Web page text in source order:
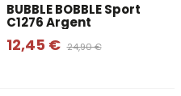
BUBBLE BOBBLE Sport
C1276 Argent
12,45 € 24,90 €